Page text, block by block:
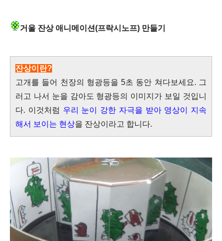
거울 잔상 애니메이션(프락시노프) 만들기
잔상이란?
고개를 들어 천장의 형광등을 5초 동안 쳐다보세요. 그
러고 나서 눈을 감아도 형광등의 이미지가 보일 것입니
다. 이것처럼 우리 눈이 강한 자극을 받아 영상이 지속
해서 보이는 현상을 잔상이라고 합니다.